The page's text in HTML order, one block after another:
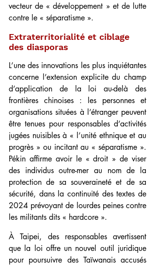
vecteur de « développement » et de lutte
contre le « séparatisme ».
Extraterritorialité et ciblage
des diasporas
L’une des innovations les plus inquiétantes
concerne l’extension explicite du champ
d’application de la loi au-delà des
frontières chinoises : les personnes et
organisations situées à l’étranger peuvent
être tenues pour responsables d’activités
jugées nuisibles à « l’unité ethnique et au
progrès » ou incitant au « séparatisme ».
Pékin affirme avoir le « droit » de viser
des individus outre-mer au nom de la
protection de sa souveraineté et de sa
sécurité, dans la continuité des textes de
2024 prévoyant de lourdes peines contre
les militants dits « hardcore ».
À Taipei, des responsables avertissent
que la loi offre un nouvel outil juridique
pour poursuivre des Taïwanais accusés